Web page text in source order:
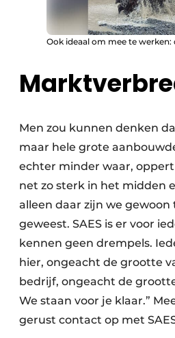
Ook ideaal om mee te werken:
Men zou kunnen denken
maar hele grote
echter minder waar, oppert
net zo sterk in het midden
alleen daar zijn we gewoon
geweest. SAES is er voor
kennen geen drempels.
hier, ongeacht de grootte
bedrijf, ongeacht de
We staan voor je klaar.”
gerust contact op met